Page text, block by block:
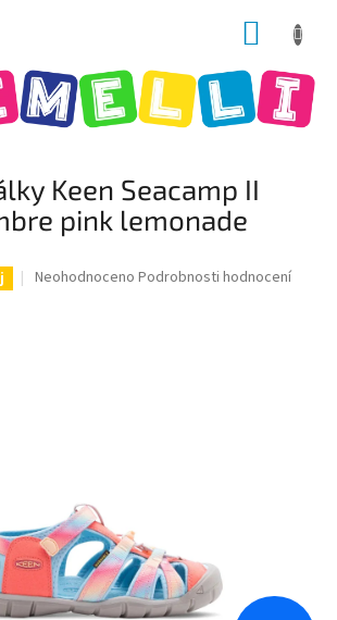
Keen Seacamp II
pink lemonade
Průměrné
Neohodnoceno Podrobnosti hodnocení